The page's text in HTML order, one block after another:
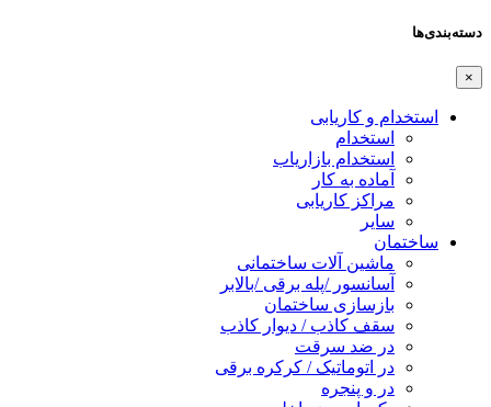
دسته‌بندی‌ها
×
استخدام و کاریابی
استخدام
استخدام بازاریاب
آماده به کار
مراکز کاریابی
سایر
ساختمان
ماشین آلات ساختمانی
آسانسور /پله برقی /بالابر
بازسازی ساختمان
سقف کاذب / دیوار کاذب
در ضد سرقت
در اتوماتیک / کرکره برقی
در و پنجره